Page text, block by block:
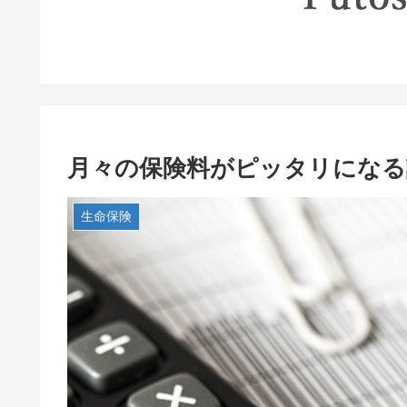
月々の保険料がピッタリにな
生命保険